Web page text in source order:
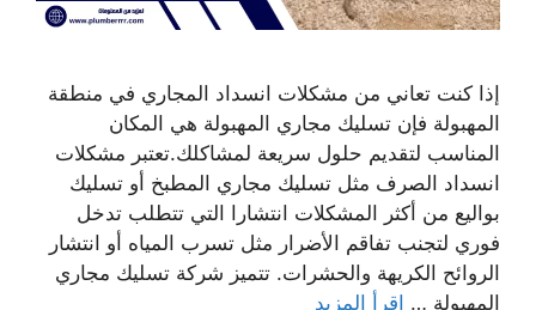
إذا كنت تعاني من مشكلات انسداد المجاري في منطقة
المهبولة فإن تسليك مجاري المهبولة هي المكان
المناسب لتقديم حلول سريعة لمشاكلك.تعتبر مشكلات
انسداد الصرف مثل تسليك مجاري المطبخ أو تسليك
بواليع من أكثر المشكلات انتشارا التي تتطلب تدخل
فوري لتجنب تفاقم الأضرار مثل تسرب المياه أو انتشار
الروائح الكريهة والحشرات. تتميز شركة تسليك مجاري
المهبولة … اقرأ المزيد